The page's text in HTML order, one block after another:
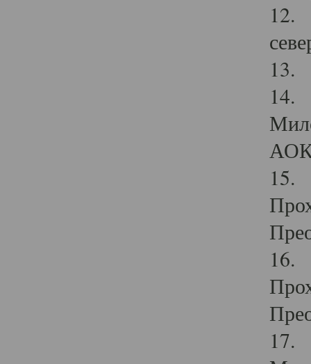
12.
13.
14.
15.
16.
17.